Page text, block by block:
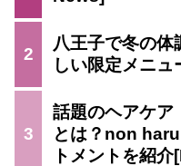
2
八王子で冬の体
しい限定メニュ
3
話題のヘアケア
とは？non
トメントを紹介